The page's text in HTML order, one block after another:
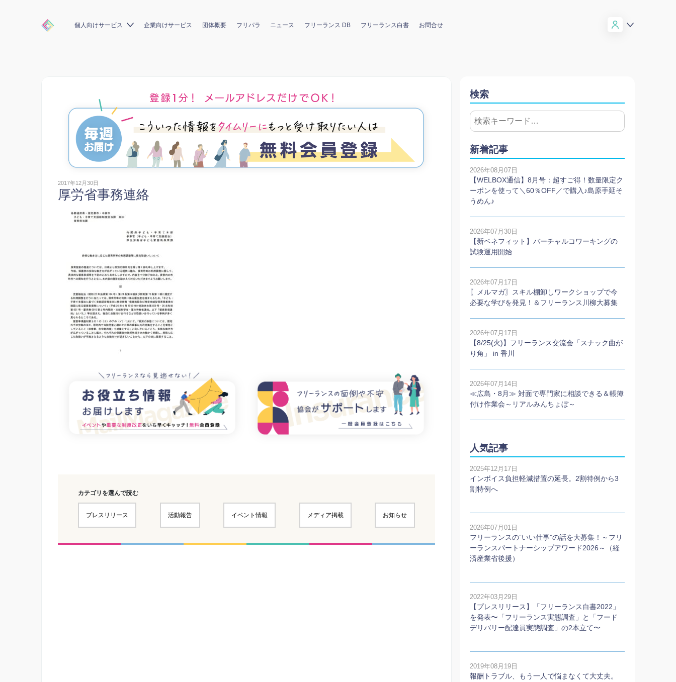
個人向けサービス 企業向けサービス 団体概要 フリパラ ニュース フリーランス DB フリーランス白書 お問合せ
2017年12月30日
厚労省事務連絡
カテゴリを選んで読む
プレスリリース 活動報告 イベント情報 メディア掲載 お知らせ
検索
新着記事
2026年08月07日
【WELBOX通信】8月号：超すご得！数量限定ク
ーポンを使って＼60％OFF／で購入♪島原手延そ
うめん♪
2026年07月30日
【新ベネフィット】バーチャルコワーキングの
試験運用開始
2026年07月17日
〖メルマガ〗スキル棚卸しワークショップで今
必要な学びを発見！＆フリーランス川柳大募集
2026年07月17日
【8/25(火)】フリーランス交流会「スナック曲が
り角」 in 香川
2026年07月14日
≪広島・8月≫ 対面で専門家に相談できる＆帳簿
付け作業会～リアルみんちょぼ～
人気記事
2025年12月17日
インボイス負担軽減措置の延長。2割特例から3
割特例へ
2026年07月01日
フリーランスの”いい仕事”の話を大募集！～フリ
ーランスパートナーシップアワード2026～（経
済産業省後援）
2022年03月29日
【プレスリリース】「フリーランス白書2022」
を発表〜「フリーランス実態調査」と「フード
デリバリー配達員実態調査」の2本⽴て〜
2019年08月19日
報酬トラブル、もう一人で悩まなくて大丈夫。